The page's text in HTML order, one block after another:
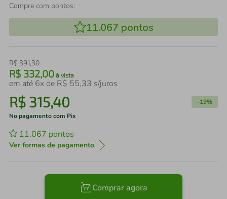
Compre com pontos:
11.067 pontos
R$391,30
R$ 332,00 à vista
em até 6x de R$ 55,33 s/juros
R$ 315,40 -19%
No pagamento com Pix
11.067 pontos
Ver formas de pagamento
Comprar agora